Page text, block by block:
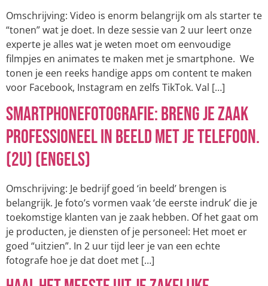
Omschrijving: Video is enorm belangrijk om als starter te
“tonen” wat je doet. In deze sessie van 2 uur leert onze
experte je alles wat je weten moet om eenvoudige
filmpjes en animates te maken met je smartphone. We
tonen je een reeks handige apps om content te maken
voor Facebook, Instagram en zelfs TikTok. Val […]
Smartphonefotografie: Breng je zaak
professioneel in beeld met je telefoon.
(2u) (Engels)
Omschrijving: Je bedrijf goed ‘in beeld’ brengen is
belangrijk. Je foto’s vormen vaak ‘de eerste indruk’ die je
toekomstige klanten van je zaak hebben. Of het gaat om
je producten, je diensten of je personeel: Het moet er
goed “uitzien”. In 2 uur tijd leer je van een echte
fotografe hoe je dat doet met […]